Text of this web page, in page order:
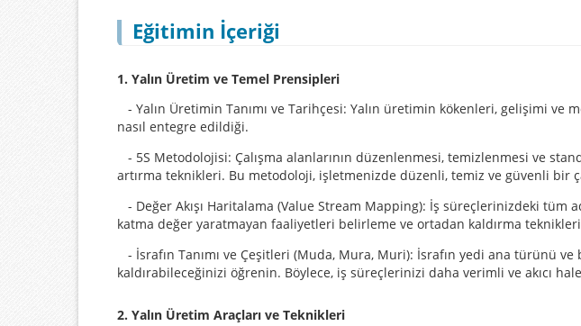
Eğitimin İçeriği
1. Yalın Üretim ve Temel Prensipleri
- Yalın Üretimin Tanımı ve Tarihçesi: Yalın üretimin kökenleri, gelişimi ve
nasıl entegre edildiği.
- 5S Metodolojisi: Çalışma alanlarının düzenlenmesi, temizlenmesi ve
artırma teknikleri. Bu metodoloji, işletmenizde düzenli, temiz ve güvenli bir
- Değer Akışı Haritalama (Value Stream Mapping): İş süreçlerinizdeki tüm
katma değer yaratmayan faaliyetleri belirleme ve ortadan kaldırma
- İsrafın Tanımı ve Çeşitleri (Muda, Mura, Muri): İsrafın yedi ana türünü ve
kaldırabileceğinizi öğrenin. Böylece, iş süreçlerinizi daha verimli ve akıcı
2. Yalın Üretim Araçları ve Teknikleri